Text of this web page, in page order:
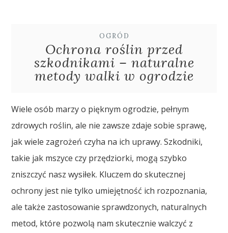
OGRÓD
Ochrona roślin przed
szkodnikami – naturalne
metody walki w ogrodzie
Wiele osób marzy o pięknym ogrodzie, pełnym
zdrowych roślin, ale nie zawsze zdaje sobie sprawę,
jak wiele zagrożeń czyha na ich uprawy. Szkodniki,
takie jak mszyce czy przędziorki, mogą szybko
zniszczyć nasz wysiłek. Kluczem do skutecznej
ochrony jest nie tylko umiejętność ich rozpoznania,
ale także zastosowanie sprawdzonych, naturalnych
metod, które pozwolą nam skutecznie walczyć z